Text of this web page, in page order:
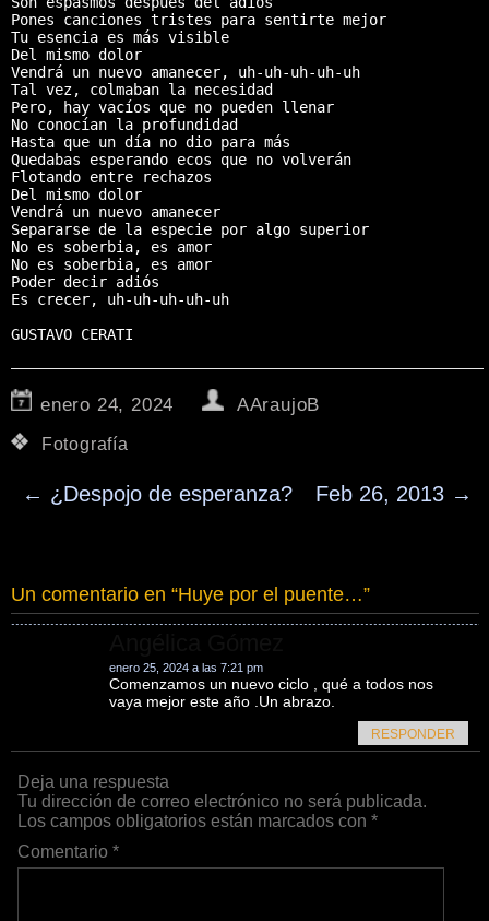
Pones canciones tristes para sentirte mejor
Tu esencia es más visible
Del mismo dolor
Vendrá un nuevo amanecer, uh-uh-uh-uh-uh
Tal vez, colmaban la necesidad
Pero, hay vacíos que no pueden llenar
No conocían la profundidad
Hasta que un día no dio para más
Quedabas esperando ecos que no volverán
Flotando entre rechazos
Del mismo dolor
Vendrá un nuevo amanecer
Separarse de la especie por algo superior
No es soberbia, es amor
No es soberbia, es amor
Poder decir adiós
Es crecer, uh-uh-uh-uh-uh
GUSTAVO CERATI
enero 24, 2024 AAraujoB
Fotografía
← ¿Despojo de esperanza? Feb 26, 2013 →
Un comentario en “Huye por el puente…”
enero 25, 2024 a las 7:21 pm
Comenzamos un nuevo ciclo , qué a todos nos
vaya mejor este año .Un abrazo.
RESPONDER
Deja una respuesta
Tu dirección de correo electrónico no será publicada.
Los campos obligatorios están marcados con *
Comentario *